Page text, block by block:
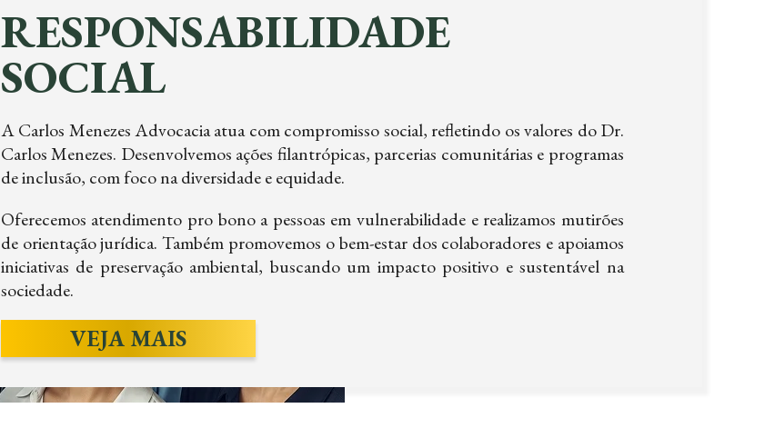
RESPONSABILIDADE
SOCIAL
A Carlos Menezes Advocacia atua com compromisso social, refletindo os valores do Dr.
Carlos Menezes. Desenvolvemos ações filantrópicas, parcerias comunitárias e programas
de inclusão, com foco na diversidade e equidade.
Oferecemos atendimento pro bono a pessoas em vulnerabilidade e realizamos mutirões
de orientação jurídica. Também promovemos o bem-estar dos colaboradores e apoiamos
iniciativas de preservação ambiental, buscando um impacto positivo e sustentável na
sociedade.
VEJA MAIS